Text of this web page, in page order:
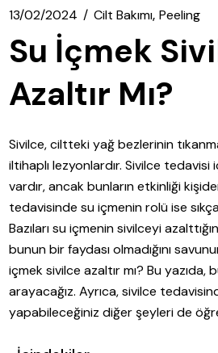
13/02/2024 Cilt Bakımı Peeling
Su İçmek
Azaltır Mı?
Sivilce, ciltteki yağ bezlerinin
iltihaplı lezyonlardır. Sivilce
vardır, ancak bunların etkinliği
tedavisinde su içmenin rolü ise
Bazıları su içmenin sivilceyi
bunun bir faydası olmadığını
içmek sivilce azaltır mı? Bu yazıda,
arayacağız. Ayrıca, sivilce
yapabileceğiniz diğer şeyleri de